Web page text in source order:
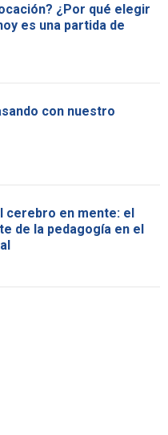
¿Por qué elegir
es una partida de
con nuestro
cerebro en mente: el
de la pedagogía en el